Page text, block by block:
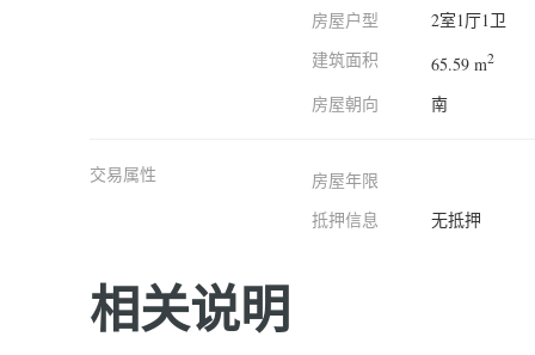
房屋户型
2室1厅1卫
建筑面积
65.59 m2
房屋朝向 南
交易属性
房屋年限
抵押信息
无抵押
相关说明